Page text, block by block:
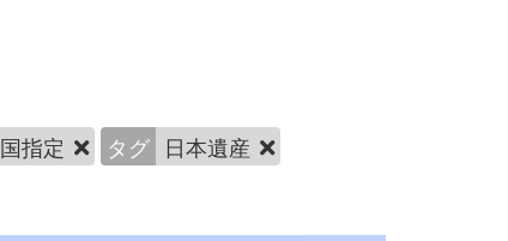
国指定 タグ 日本遺産